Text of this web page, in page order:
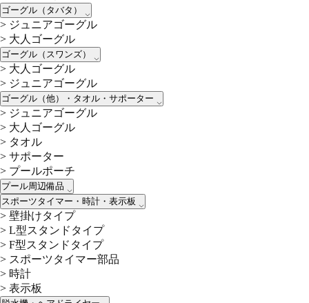
ゴーグル（タバタ）
> ジュニアゴーグル
> 大人ゴーグル
ゴーグル（スワンズ）
> 大人ゴーグル
> ジュニアゴーグル
ゴーグル（他）・タオル・サポーター
> ジュニアゴーグル
> 大人ゴーグル
> タオル
> サポーター
> プールポーチ
プール周辺備品
スポーツタイマー・時計・表示板
> 壁掛けタイプ
> L型スタンドタイプ
> F型スタンドタイプ
> スポーツタイマー部品
> 時計
> 表示板